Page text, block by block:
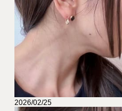
2026/02/25